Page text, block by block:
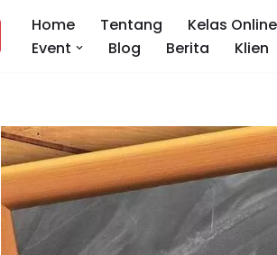
Home Tentang Kelas Online
Event
Blog Berita Klien